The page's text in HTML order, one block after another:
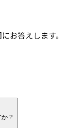
お答えします。
？